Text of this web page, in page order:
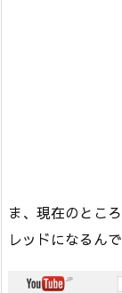
ま、現在のとこ
レッドになるん